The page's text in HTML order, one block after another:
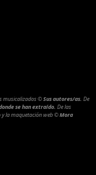
musicalizados©Sus autores/as. De
se han extraído. De las
y la maquetación web©Mora